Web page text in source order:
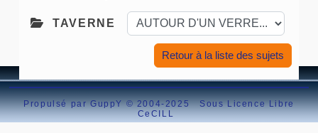
TAVERNE
Retour à la liste des sujets
Propulsé par GuppY© 2004-2025 Sous Licence Libre
CeCILL